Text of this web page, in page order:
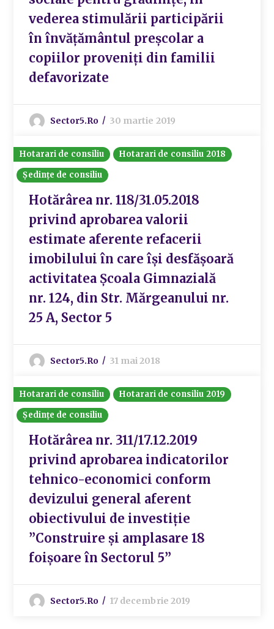
vederea stimulării participării
în învățământul preșcolar a
copiilor proveniți din familii
defavorizate
Sector5.ro 30 martie 2019
Hotarari de consiliu
Hotarari de consiliu 2018
Ședințe de consiliu
Hotărârea nr. 118/31.05.2018
privind aprobarea valorii
estimate aferente refacerii
imobilului în care își desfășoară
activitatea Școala Gimnazială
nr. 124, din Str. Mărgeanului nr.
25 A, Sector 5
Sector5.ro 31 mai 2018
Hotarari de consiliu
Hotarari de consiliu 2019
Ședințe de consiliu
Hotărârea nr. 311/17.12.2019
privind aprobarea indicatorilor
tehnico-economici conform
devizului general aferent
obiectivului de investiție
”Construire și amplasare 18
foișoare în Sectorul 5”
Sector5.ro 17 decembrie 2019